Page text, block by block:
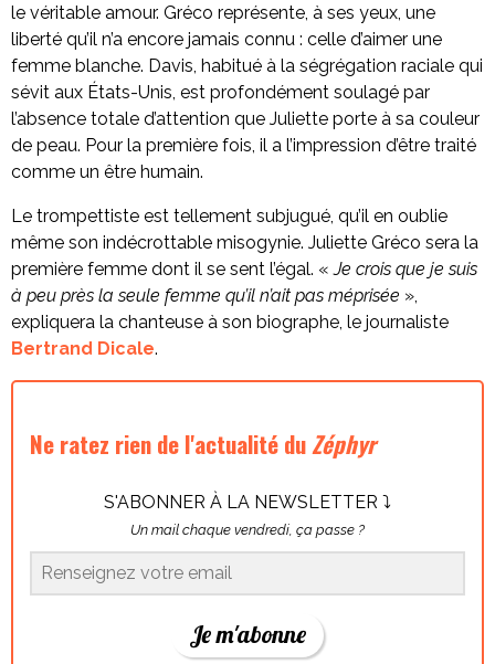
le véritable amour. Gréco représente, à ses yeux, une
liberté qu’il n’a encore jamais connu : celle d’aimer une
femme blanche. Davis, habitué à la ségrégation raciale qui
sévit aux États-Unis, est profondément soulagé par
l’absence totale d’attention que Juliette porte à sa couleur
de peau. Pour la première fois, il a l’impression d’être traité
comme un être humain.
Le trompettiste est tellement subjugué, qu’il en oublie
même son indécrottable misogynie. Juliette Gréco sera la
première femme dont il se sent l’égal. «Je crois que je suis
à peu près la seule femme qu’il n’ait pas méprisée »,
expliquera la chanteuse à son biographe, le journaliste
Bertrand Dicale.
Ne ratez rien de l'actualité duZéphyr
S'ABONNER À LA NEWSLETTER ⤵
Un mail chaque vendredi, ça passe ?
Je m'abonne